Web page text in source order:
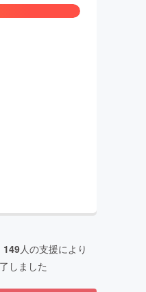
149人の支援により
しました